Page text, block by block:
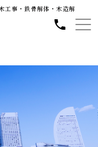
工事・鉄骨解体・木造解